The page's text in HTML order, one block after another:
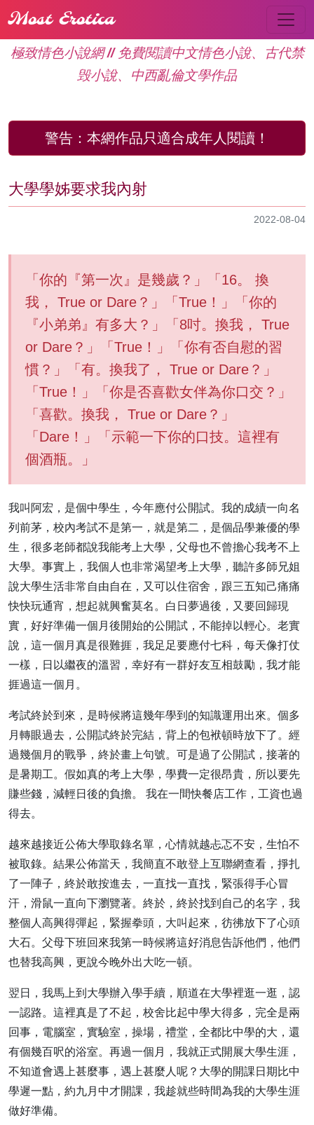
Most Erotica
極致情色小說網 // 免費閱讀中文情色小說、古代禁
毁小說、中西亂倫文學作品
警告： 本網作品只適合成年人閱讀！
大學學姊要求我內射
2022-08-04
「你的『第一次』是幾歲？」「16。 換
我， True or Dare？」「True！」「你的
『小弟弟』有多大？」「8吋。換我， True
or Dare？」「True！」「你有否自慰的習
慣？」「有。換我了， True or Dare？」
「True！」「你是否喜歡女伴為你口交？」
「喜歡。換我， True or Dare？」
「Dare！」「示範一下你的口技。這裡有
個酒瓶。」
我叫阿宏，是個中學生，今年應付公開試。我的成績一向名
列前茅，校內考試不是第一，就是第二，是個品學兼優的學
生，很多老師都說我能考上大學，父母也不曾擔心我考不上
大學。事實上，我個人也非常渴望考上大學，聽許多師兄姐
說大學生活非常自由自在，又可以住宿舍，跟三五知己痛痛
快快玩通宵，想起就興奮莫名。白日夢過後，又要回歸現
實，好好準備一個月後開始的公開試，不能掉以輕心。老實
說，這一個月真是很難捱，我足足要應付七科，每天像打仗
一樣，日以繼夜的溫習，幸好有一群好友互相鼓勵，我才能
捱過這一個月。
考試終於到來，是時候將這幾年學到的知識運用出來。個多
月轉眼過去，公開試終於完結，背上的包袱頓時放下了。經
過幾個月的戰爭，終於畫上句號。可是過了公開試，接著的
是暑期工。假如真的考上大學，學費一定很昂貴，所以要先
賺些錢，減輕日後的負擔。 我在一間快餐店工作，工資也過
得去。
越來越接近公佈大學取錄名單，心情就越忐忑不安，生怕不
被取錄。結果公佈當天，我簡直不敢登上互聯網查看，掙扎
了一陣子，終於敢按進去，一直找一直找，緊張得手心冒
汗，滑鼠一直向下瀏覽著。終於，終於找到自己的名字，我
整個人高興得彈起，緊握拳頭，大叫起來，彷彿放下了心頭
大石。父母下班回來我第一時候將這好消息告訴他們，他們
也替我高興，更說今晚外出大吃一頓。
翌日，我馬上到大學辦入學手續，順道在大學裡逛一逛，認
一認路。這裡真是了不起，校舍比起中學大得多，完全是兩
回事，電腦室，實驗室，操場，禮堂，全都比中學的大，還
有個幾百呎的浴室。再過一個月，我就正式開展大學生涯，
不知道會遇上甚麼事，遇上甚麼人呢？大學的開課日期比中
學遲一點，約九月中才開課，我趁就些時間為我的大學生涯
做好準備。